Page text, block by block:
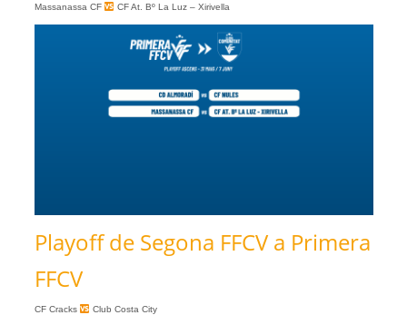
Massanassa CF CF At. Bº La Luz – Xirivella
Playoff de Segona FFCV a Primera
FFCV
CF Cracks Club Costa City